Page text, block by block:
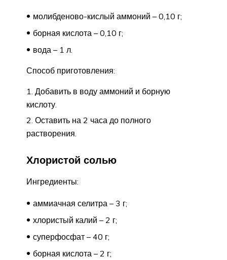
молибденово-кислый аммоний – 0,10 г;
борная кислота – 0,10 г;
вода – 1 л.
Способ приготовления:
Добавить в воду аммоний и борную
кислоту.
Оставить на 2 часа до полного
растворения.
Хлористой солью
Ингредиенты:
аммиачная селитра – 3 г;
хлористый калий – 2 г;
суперфосфат – 40 г;
борная кислота – 2 г;